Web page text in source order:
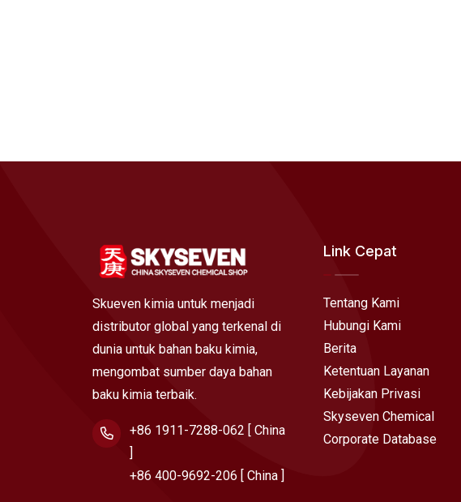
Skueven kimia untuk menjadi
distributor global yang terkenal di
dunia untuk bahan baku kimia,
mengombat sumber daya bahan
baku kimia terbaik.
+86 1911-7288-062 [ China
+86 400-9692-206 [ China ]
Link Cepat
Tentang Kami
Hubungi Kami
Berita
Ketentuan Layanan
Kebijakan Privasi
Skyseven Chemical
Corporate Database